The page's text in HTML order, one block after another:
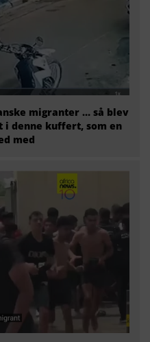
migranter … så blev
i denne kuffert, som en
med